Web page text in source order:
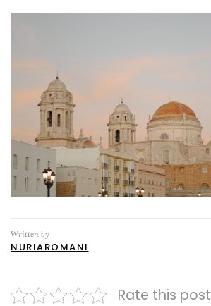
Written by
NURIAROMANI
Rate this post